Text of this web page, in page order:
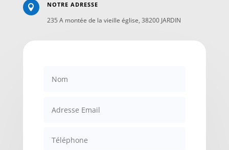
 NOTRE ADRESSE
235 A montée de la vieille église, 38200 JARDIN